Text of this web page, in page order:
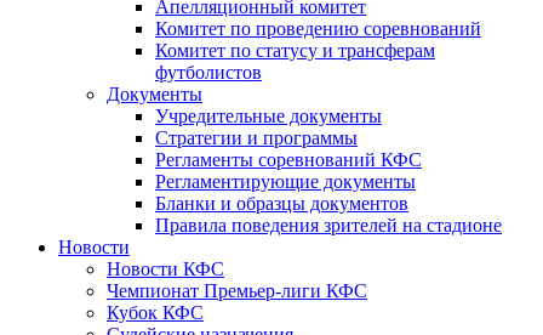
Апелляционный комитет
Комитет по проведению соревнований
Комитет по статусу и трансферам
футболистов
Документы
Учредительные документы
Стратегии и программы
Регламенты соревнований КФС
Регламентирующие документы
Бланки и образцы документов
Правила поведения зрителей на стадионе
Новости
Новости КФС
Чемпионат Премьер-лиги КФС
Кубок КФС